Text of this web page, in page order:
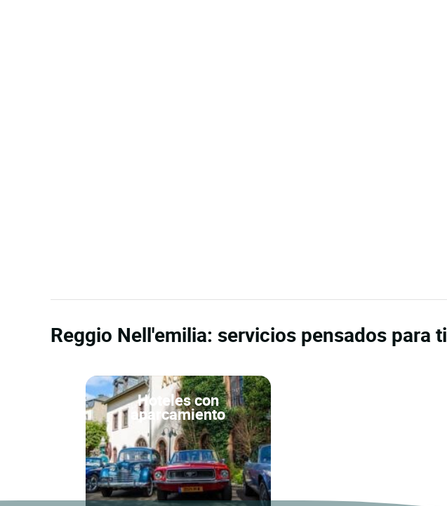
Reggio Nell'emilia: servicios pensados para ti
Hoteles con
aparcamiento